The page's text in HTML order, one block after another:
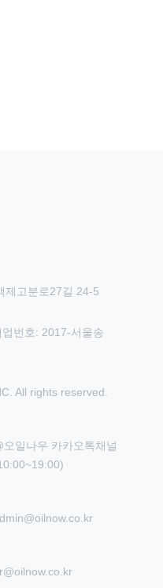
제고분로27길 24-5
번호: 2017-서울송
All rights reserved.
오일나우 카카오톡채널